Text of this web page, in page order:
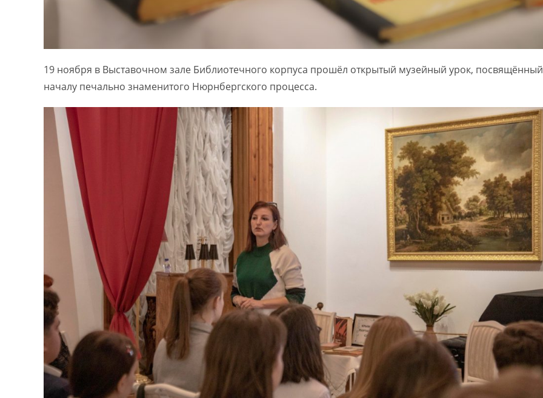
19 ноября в Выставочном зале Библиотечного корпуса прошёл открытый музейный урок, посвящённый
началу печально знаменитого Нюрнбергского процесса.